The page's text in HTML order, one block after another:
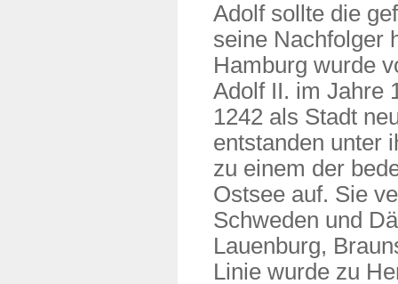
Adolf sollte die
seine Nachfolger
Hamburg wurde
Adolf II. im Jahre
1242 als Stadt
entstanden unter
zu einem der
Ostsee auf. Sie
Schweden und
Lauenburg,
Linie wurde zu